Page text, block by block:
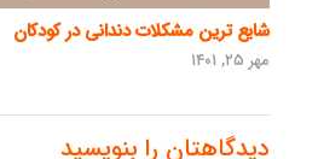
شایع ترین مشکلات دندانی در کودکان
مهر ۲۵, ۱۴۰۱
دیدگاهتان را بنویسید